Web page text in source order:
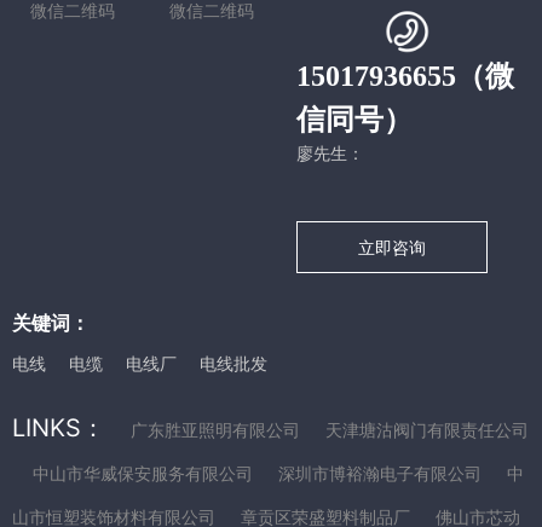
微信二维码 微信二维码
15017936655（微
信同号）
廖先生：
立即咨询
关键词：
电线 电缆 电线厂 电线批发
LINKS： 广东胜亚照明有限公司 天津塘沽阀门有限责任公司
中山市华威保安服务有限公司 深圳市博裕瀚电子有限公司 中
山市恒塑装饰材料有限公司 章贡区荣盛塑料制品厂 佛山市芯动